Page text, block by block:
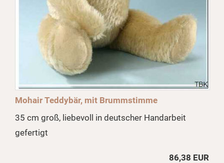
Mohair Teddybär, mit Brummstimme
35 cm groß, liebevoll in deutscher Handarbeit
gefertigt
86,38 EUR